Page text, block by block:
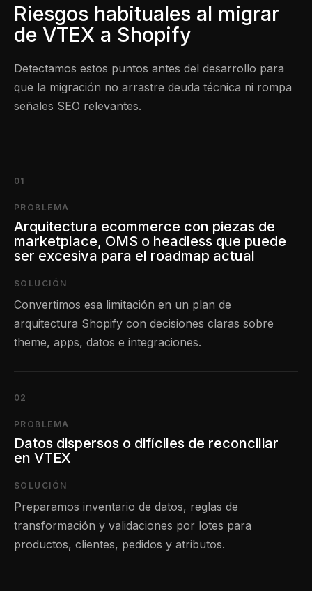
Riesgos habituales al migrar
de VTEX a Shopify
Detectamos estos puntos antes del desarrollo para
que la migración no arrastre deuda técnica ni rompa
señales SEO relevantes.
01
PROBLEMA
Arquitectura ecommerce con piezas de
marketplace, OMS o headless que puede
ser excesiva para el roadmap actual
SOLUCIÓN
Convertimos esa limitación en un plan de
arquitectura Shopify con decisiones claras sobre
theme, apps, datos e integraciones.
02
PROBLEMA
Datos dispersos o difíciles de reconciliar
en VTEX
SOLUCIÓN
Preparamos inventario de datos, reglas de
transformación y validaciones por lotes para
productos, clientes, pedidos y atributos.